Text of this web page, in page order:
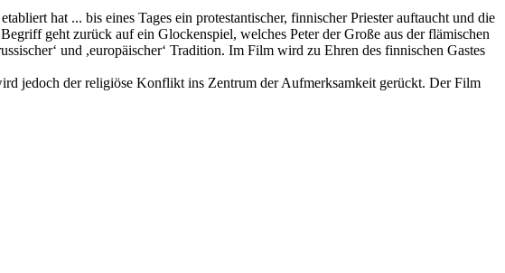
hat ... bis eines Tages ein protestantischer, finnischer Priester auftaucht und die
geht zurück auf ein Glockenspiel, welches Peter der Große aus der flämischen
und ,europäischer‘ Tradition. Im Film wird zu Ehren des finnischen Gastes
jedoch der religiöse Konflikt ins Zentrum der Aufmerksamkeit gerückt. Der Film